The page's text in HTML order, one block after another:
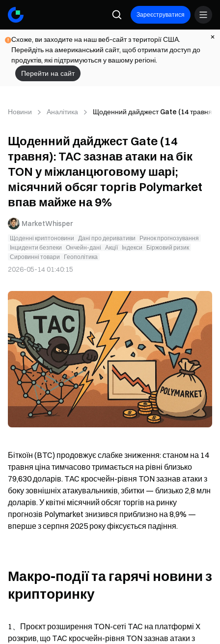
Зареєструватися
Схоже, ви заходите на наш веб-сайт з території США.
Перейдіть на американський сайт, щоб отримати доступ до
продуктів, які підтримуються у вашому регіоні.
Перейти на сайт
Новини Аналітика Щоденний дайджест Gate (14 травня):
Щоденний дайджест Gate (14
травня): TAC зазнав атаки на бік
TON у міжланцюговому шарі;
місячний обсяг торгів Polymarket
впав майже на 9%
MarketWhisper
Щоденні криптоновини Дані про деривативи
Ринок прогнозування
Інциденти безпеки Ончейн-дані Акції Індекси
Біржовий ризик
Сировинні товари
Геополітика
2026-05-14 01:40:15
Біткоїн (BTC) продовжує слабке зниження: станом на 14
травня ціна тимчасово тримається на рівні близько
79,630 доларів. TAC кросчейн-рівня TON зазнав атаки з
боку зовнішніх атакувальників, збитки — близько 2,8 млн
доларів. У квітні місячний обсяг торгів на ринку
прогнозів Polymarket знизився приблизно на 8,9% —
вперше з серпня 2025 року фіксується падіння.
Макро-події та гарячі новини з
крипторинку
1、Проєкт розширення TON-сеті TAC на платформі X
розкрив, що TAC кросчейн-рівня TON зазнав атаки з